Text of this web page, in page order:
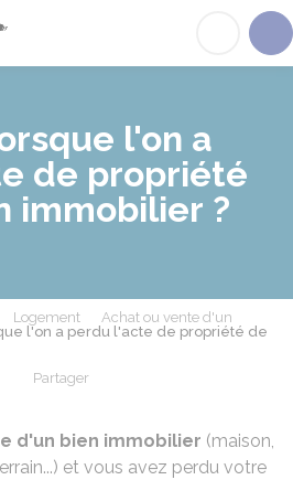
l'on a
de propriété
immobilier ?
Logement
Achat ou vente d'un
l'on a perdu l'acte de propriété de
Partager
d'un bien immobilier (maison,
et vous avez perdu votre